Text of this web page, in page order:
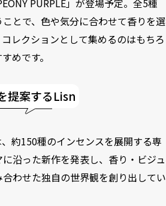
PURPLE」が登場予定。全5種
とで、色や気分に合わせて香りを選
レクションとして集めるのはもちろ
めです。
提案するLisn
約150種のインセンスを展開する専
沿った新作を発表し、香り・ビジュ
わせた独自の世界観を創り出してい